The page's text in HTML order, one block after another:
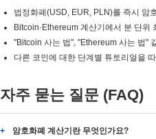
법정화폐(USD, EUR, PLN)를 즉시 암
Bitcoin·Ethereum 계산기에서 분 단위
"Bitcoin 사는 법", "Ethereum 사는 법"
다른 코인에 대한 단계별 튜토리얼을
자주 묻는 질문 (FAQ)
암호화폐 계산기란 무엇인가요?